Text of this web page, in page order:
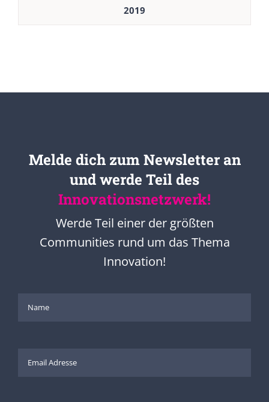
2019
Melde dich zum Newsletter an
und werde Teil des
Innovationsnetzwerk!
Werde Teil einer der größten
Communities rund um das Thema
Innovation!